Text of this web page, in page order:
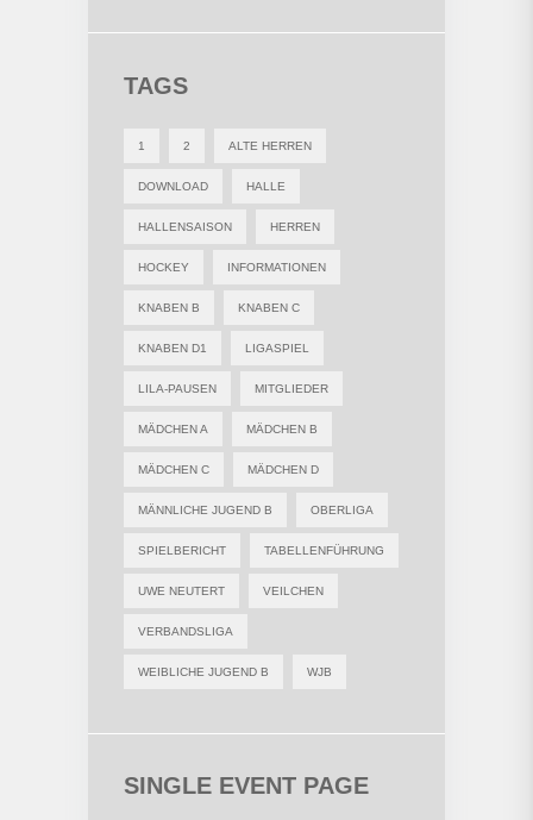
TAGS
1 2 ALTE HERREN
DOWNLOAD HALLE
HALLENSAISON HERREN
HOCKEY INFORMATIONEN
KNABEN B KNABEN C
KNABEN D1 LIGASPIEL
LILA-PAUSEN MITGLIEDER
MÄDCHEN A MÄDCHEN B
MÄDCHEN C MÄDCHEN D
MÄNNLICHE JUGEND B OBERLIGA
SPIELBERICHT TABELLENFÜHRUNG
UWE NEUTERT VEILCHEN
VERBANDSLIGA
WEIBLICHE JUGEND B WJB
SINGLE EVENT PAGE